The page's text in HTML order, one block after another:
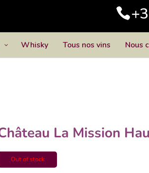
Whisky Tous nos vins Nous
La Mission
Out of stock